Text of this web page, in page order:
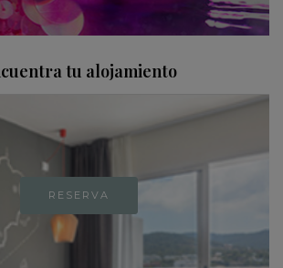
tu alojamiento
RESERVA